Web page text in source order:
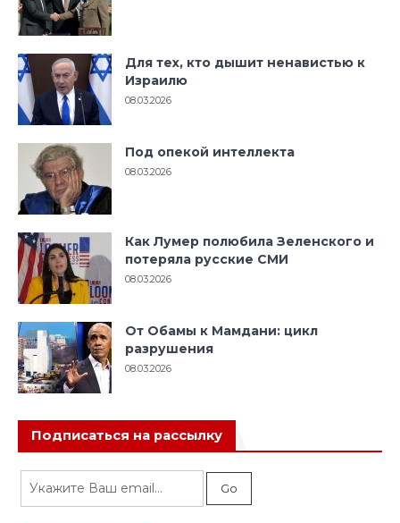
Для тех, кто дышит ненавистью к
Израилю
08.03.2026
Под опекой интеллекта
08.03.2026
Как Лумер полюбила Зеленского и
потеряла русские СМИ
08.03.2026
От Обамы к Мамдани: цикл
разрушения
08.03.2026
Подписаться на рассылку